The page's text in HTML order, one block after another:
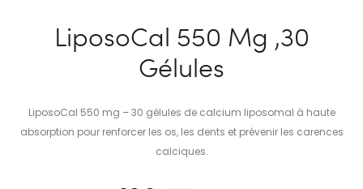
LiposoCal 550 Mg ,30
Gélules
LiposoCal 550 mg – 30 gélules de calcium liposomal à haute
absorption pour renforcer les os, les dents et prévenir les carences
calciques.